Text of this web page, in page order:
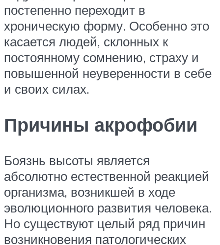
постепенно переходит в
хроническую форму. Особенно это
касается людей, склонных к
постоянному сомнению, страху и
повышенной неуверенности в себе
и своих силах.
Причины акрофобии
Боязнь высоты является
абсолютно естественной реакцией
организма, возникшей в ходе
эволюционного развития человека.
Но существуют целый ряд причин
возникновения патологических